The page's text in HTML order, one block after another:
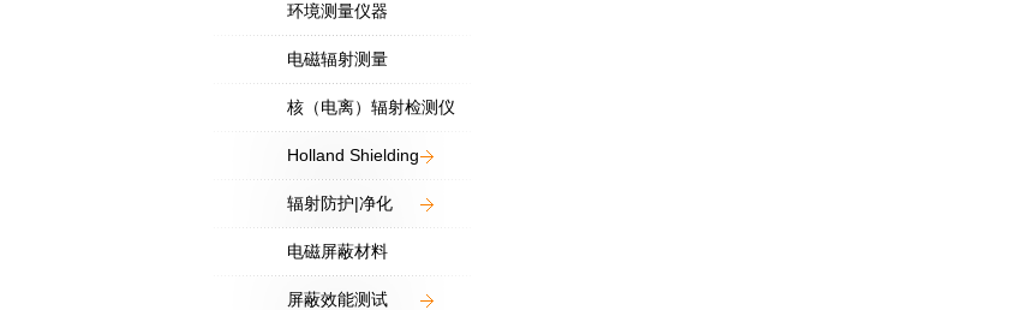
环境测量仪器
电磁辐射测量
核（电离）辐射检测仪
Holland Shielding
辐射防护|净化
电磁屏蔽材料
屏蔽效能测试